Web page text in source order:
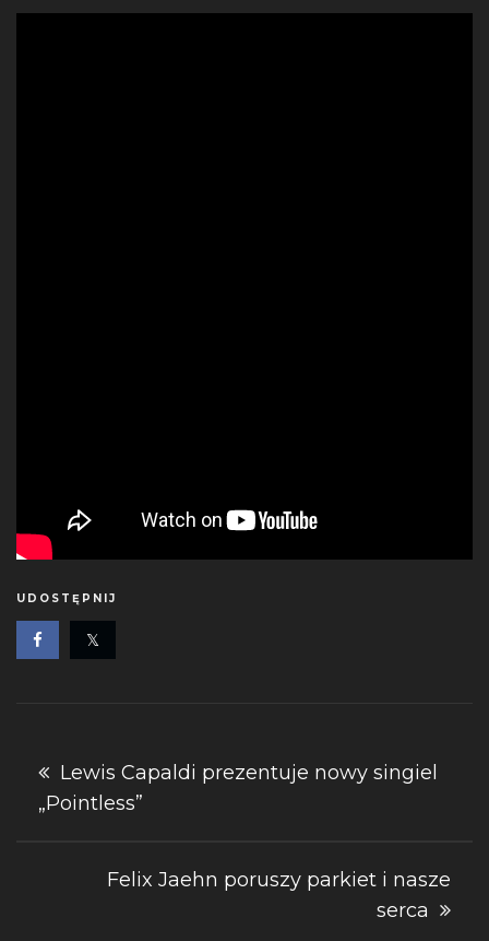
UDOSTĘPNIJ
Nawigacja
wpisu
Lewis Capaldi prezentuje nowy singiel
„Pointless”
Felix Jaehn poruszy parkiet i nasze
serca